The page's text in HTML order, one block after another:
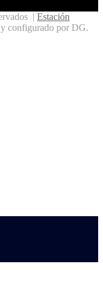
| Estación
configurado por DG.